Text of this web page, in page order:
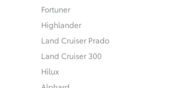
Fortuner
Highlander
Land Cruiser Prado
Land Cruiser 300
Hilux